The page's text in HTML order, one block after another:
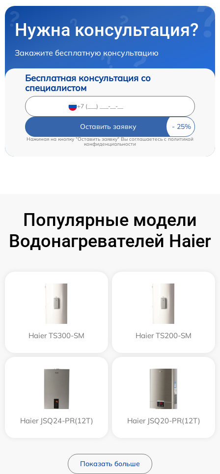
Нужна консультация?
Закажите бесплатную консультацию
Бесплатная консультация со
специалистом
Оставить заявку
Нажимая на кнопку "Оставить заявку" Вы соглашаетесь cполитикой
конфиденциальности
Популярные модели
Водонагревателей Haier
Haier TS300-SM Haier TS200-SM
Haier JSQ24-PR(12T) Haier JSQ20-PR(12T)
Показать больше